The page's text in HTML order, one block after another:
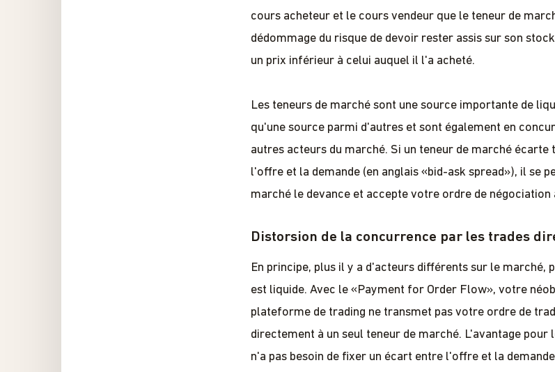
cours acheteur et le cours vendeur que le teneur de
dédommage du risque de devoir rester assis sur son
un prix inférieur à celui auquel il l'a acheté.
Les teneurs de marché sont une source importante de
qu'une source parmi d'autres et sont également en
autres acteurs du marché. Si un teneur de marché
l'offre et la demande (en anglais «bid-ask spread»), il se
marché le devance et accepte votre ordre de négociation
Distorsion de la concurrence par les trades
En principe, plus il y a d'acteurs différents sur le marché,
est liquide. Avec le «Payment for Order Flow», votre
plateforme de trading ne transmet pas votre ordre de
directement à un seul teneur de marché. L'avantage pour
n'a pas besoin de fixer un écart entre l'offre et la